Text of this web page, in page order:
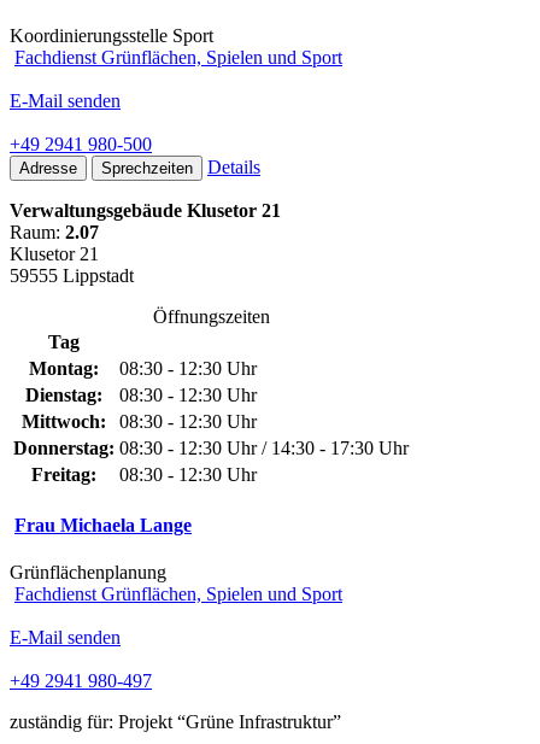
Koordinierungsstelle Sport
Fachdienst Grünflächen, Spielen und Sport
E-Mail senden
+49 2941 980-500
Adresse Sprechzeiten Details
Verwaltungsgebäude Klusetor 21
Raum: 2.07
Klusetor 21
59555 Lippstadt
Öffnungszeiten
Tag
Montag:
08:30 - 12:30 Uhr
Dienstag:
08:30 - 12:30 Uhr
Mittwoch:
08:30 - 12:30 Uhr
Donnerstag: 08:30 - 12:30 Uhr / 14:30 - 17:30 Uhr
Freitag:
08:30 - 12:30 Uhr
Frau Michaela Lange
Grünflächenplanung
Fachdienst Grünflächen, Spielen und Sport
E-Mail senden
+49 2941 980-497
zuständig für: Projekt “Grüne Infrastruktur”